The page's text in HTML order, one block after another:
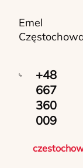
Emel
+48
667
360
009